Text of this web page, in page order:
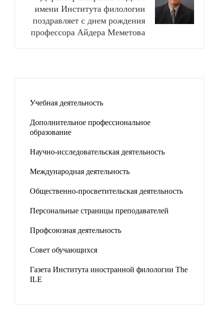
имени Института филологии
поздравляет с днем рождения
профессора Айдера Меметова
Учебная деятельность
Дополнительное профессиональное
образование
Научно-исследовательская деятельность
Международная деятельность
Общественно-просветительская деятельность
Персональные страницы преподавателей
Профсоюзная деятельность
Совет обучающихся
Газета Института иностранной филологии The
ILE